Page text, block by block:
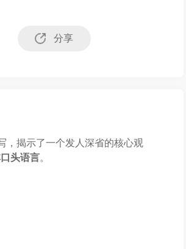
分享
，揭示了一个发人深省的核心观
头语言。